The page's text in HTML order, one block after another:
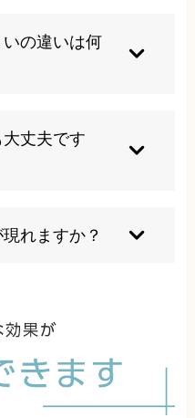
また急激な頭の動き
避けることをお勧め
の違いは何
が現れます。一般的
、頭を動かしたとき
す。
丈夫です
症状を悪化させる可
は休憩を取ることを
れますか？
が多いです。完全な
かる場合もありま